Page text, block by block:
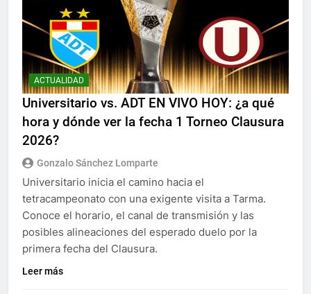
ACTUALIDAD
Universitario vs. ADT EN VIVO HOY: ¿a qué
hora y dónde ver la fecha 1 Torneo Clausura
2026?
Gonzalo Sánchez Lomparte
Universitario inicia el camino hacia el
tetracampeonato con una exigente visita a Tarma.
Conoce el horario, el canal de transmisión y las
posibles alineaciones del esperado duelo por la
primera fecha del Clausura.
Leer más